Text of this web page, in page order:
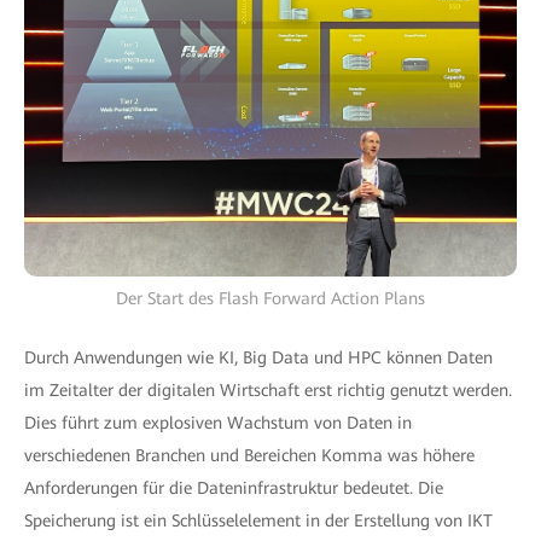
Der Start des Flash Forward Action Plans
Durch Anwendungen wie KI, Big Data und HPC können Daten
im Zeitalter der digitalen Wirtschaft erst richtig genutzt werden.
Dies führt zum explosiven Wachstum von Daten in
verschiedenen Branchen und Bereichen Komma was höhere
Anforderungen für die Dateninfrastruktur bedeutet. Die
Speicherung ist ein Schlüsselelement in der Erstellung von IKT